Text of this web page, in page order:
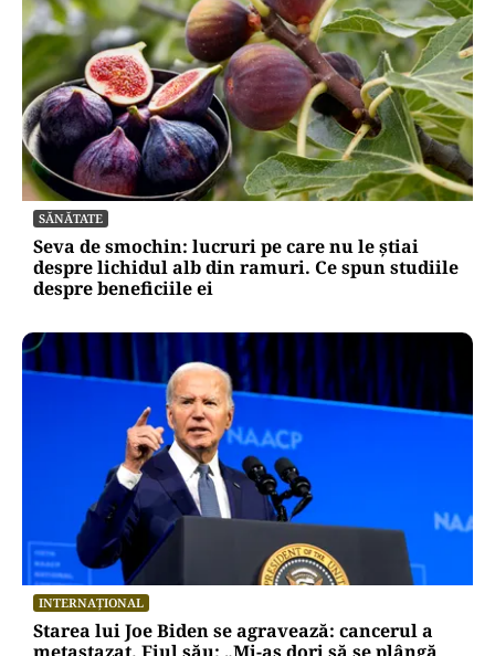
SĂNĂTATE
Seva de smochin: lucruri pe care nu le știai
despre lichidul alb din ramuri. Ce spun studiile
despre beneficiile ei
INTERNAȚIONAL
Starea lui Joe Biden se agravează: cancerul a